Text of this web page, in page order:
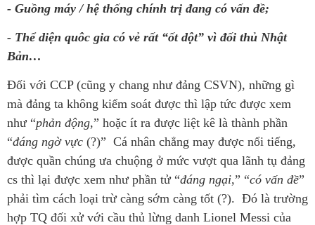
- Guồng máy / hệ thống chính trị đang có vấn đề;
- Thể diện quôc gia có vẻ rất “ốt dột” vì đối thủ Nhật
Bản…
Đối với CCP (cũng y chang như đảng CSVN), những gì
mà đảng ta không kiểm soát được thì lập tức được xem
như “phản động,” hoặc ít ra được liệt kê là thành phần
“đáng ngờ vực (?)” Cá nhân chẳng may được nổi tiếng,
được quần chúng ưa chuộng ở mức vượt qua lãnh tụ đảng
cs thì lại được xem như phần tử “đáng ngại,” “có vấn đề”
phải tìm cách loại trừ càng sớm càng tốt (?). Đó là trường
hợp TQ đối xử với cầu thủ lừng danh Lionel Messi của